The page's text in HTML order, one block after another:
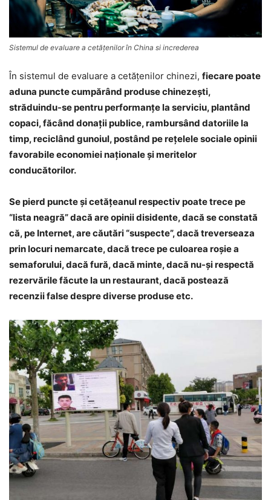
Sistemul de evaluare a cetăţenilor în China si increderea
În sistemul de evaluare a cetăţenilor chinezi, fiecare poate
aduna puncte cumpărând produse chinezeşti,
străduindu-se pentru performanţe la serviciu, plantând
copaci, făcând donaţii publice, rambursând datoriile la
timp, reciclând gunoiul, postând pe reţelele sociale opinii
favorabile economiei naţionale şi meritelor
conducătorilor.
Se pierd puncte şi cetăţeanul respectiv poate trece pe
“lista neagră” dacă are opinii disidente, dacă se constată
că, pe Internet, are căutări “suspecte”, dacă treverseaza
prin locuri nemarcate, dacă trece pe culoarea roşie a
semaforului, dacă fură, dacă minte, dacă nu-şi respectă
rezervările făcute la un restaurant, dacă postează
recenzii false despre diverse produse etc.